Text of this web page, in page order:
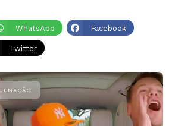
WhatsApp Facebook
Twitter